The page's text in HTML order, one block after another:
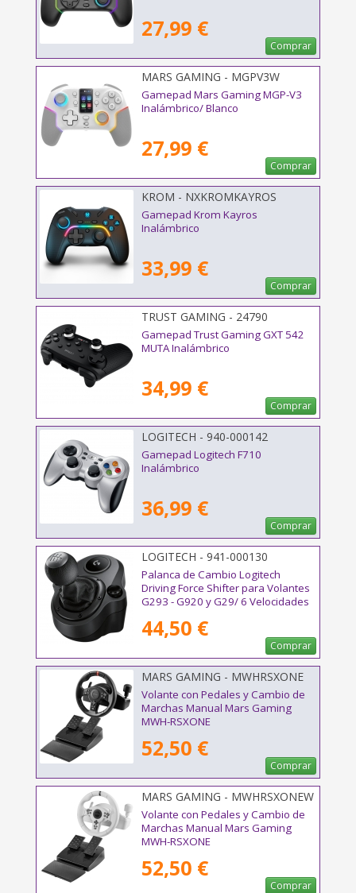
27,99 €
Comprar
MARS GAMING - MGPV3W
Gamepad Mars Gaming MGP-V3
Inalámbrico/ Blanco
27,99 €
Comprar
KROM - NXKROMKAYROS
Gamepad Krom Kayros
Inalámbrico
33,99 €
Comprar
TRUST GAMING - 24790
Gamepad Trust Gaming GXT 542
MUTA Inalámbrico
34,99 €
Comprar
LOGITECH - 940-000142
Gamepad Logitech F710
Inalámbrico
36,99 €
Comprar
LOGITECH - 941-000130
Palanca de Cambio Logitech
Driving Force Shifter para Volantes
G293 - G920 y G29/ 6 Velocidades
44,50 €
Comprar
MARS GAMING - MWHRSXONE
Volante con Pedales y Cambio de
Marchas Manual Mars Gaming
MWH-RSXONE
52,50 €
Comprar
MARS GAMING - MWHRSXONEW
Volante con Pedales y Cambio de
Marchas Manual Mars Gaming
MWH-RSXONE
52,50 €
Comprar